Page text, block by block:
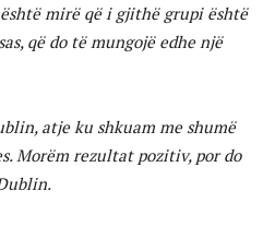
mirë që i gjithë grupi është
që do të mungojë edhe një
atje ku shkuam me shumë
Morëm rezultat pozitiv, por do